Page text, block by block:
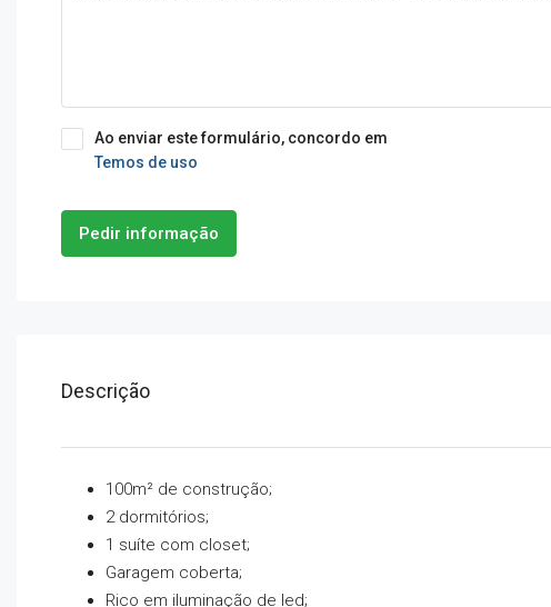
Ao enviar este formulário, concordo em
Temos de uso
Pedir informação
Descrição
100m² de construção;
2 dormitórios;
1 suíte com closet;
Garagem coberta;
⁠Rico em iluminação de led;